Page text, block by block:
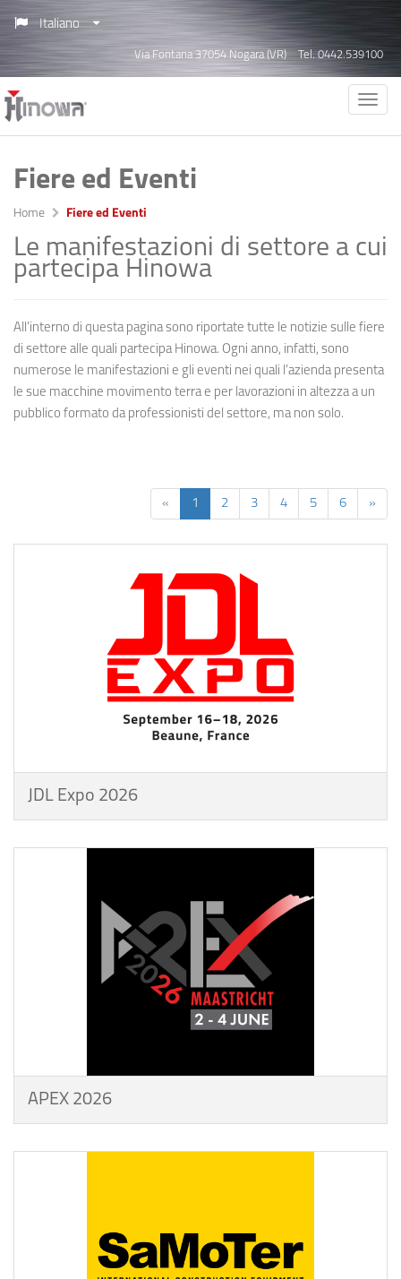
Italiano
Via Fontana 37054 Nogara (VR) Tel. 0442.539100
Fiere ed Eventi
Home Fiere ed Eventi
Le manifestazioni di settore a cui
partecipa Hinowa
All’interno di questa pagina sono riportate tutte le notizie sulle fiere
di settore alle quali partecipa Hinowa. Ogni anno, infatti, sono
numerose le manifestazioni e gli eventi nei quali l’azienda presenta
le sue macchine movimento terra e per lavorazioni in altezza a un
pubblico formato da professionisti del settore, ma non solo.
« 1 2 3 4 5 6 »
JDL Expo 2026
APEX 2026